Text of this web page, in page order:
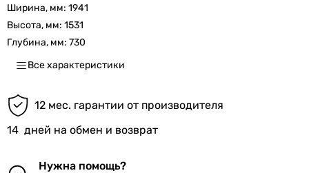
Ширина, мм: 1941
Высота, мм: 1531
Глубина, мм: 730
Все характеристики
12 мес. гарантии от производителя
14 дней на обмен и возврат
Нужна помощь?